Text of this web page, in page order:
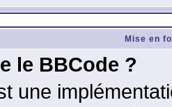
Mise en
le BBCode ?
une